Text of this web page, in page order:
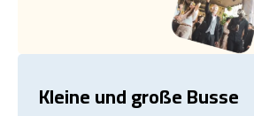
Kleine und große Busse